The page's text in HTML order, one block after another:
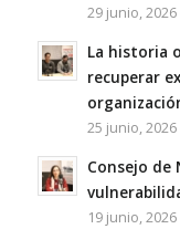
29 junio, 2026
La historia
recuperar
25 junio, 2026
Consejo de
19 junio, 2026